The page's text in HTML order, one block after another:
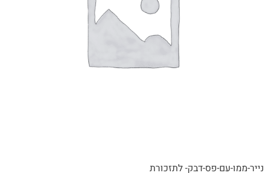
עם-פס-דבק- לתזכורת